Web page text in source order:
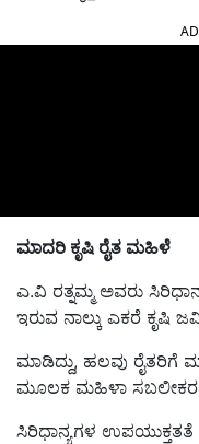
ಮಾದರಿ ಕೃಷಿ ರೈತ ಮಹಿಳೆ
ಎ.ವಿ ರತ್ನಮ್ಮ ಅವರು
ಇರುವ ನಾಲ್ಕು ಎಕರೆ ಕೃಷಿ
ಮಾಡಿದ್ದು, ಹಲವು
ಮೂಲಕ ಮಹಿಳಾ
ಸಿರಿಧಾನ್ಯಗಳ ಉಪಯುಕ್ತತತೆ